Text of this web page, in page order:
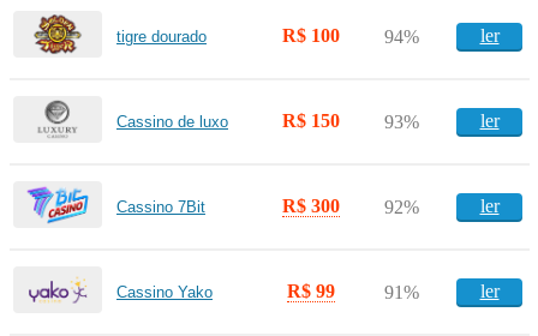
tigre dourado R$ 100 94% ler
Cassino de luxo R$ 150 93% ler
Cassino 7Bit R$ 300 92% ler
Cassino Yako R$ 99 91% ler